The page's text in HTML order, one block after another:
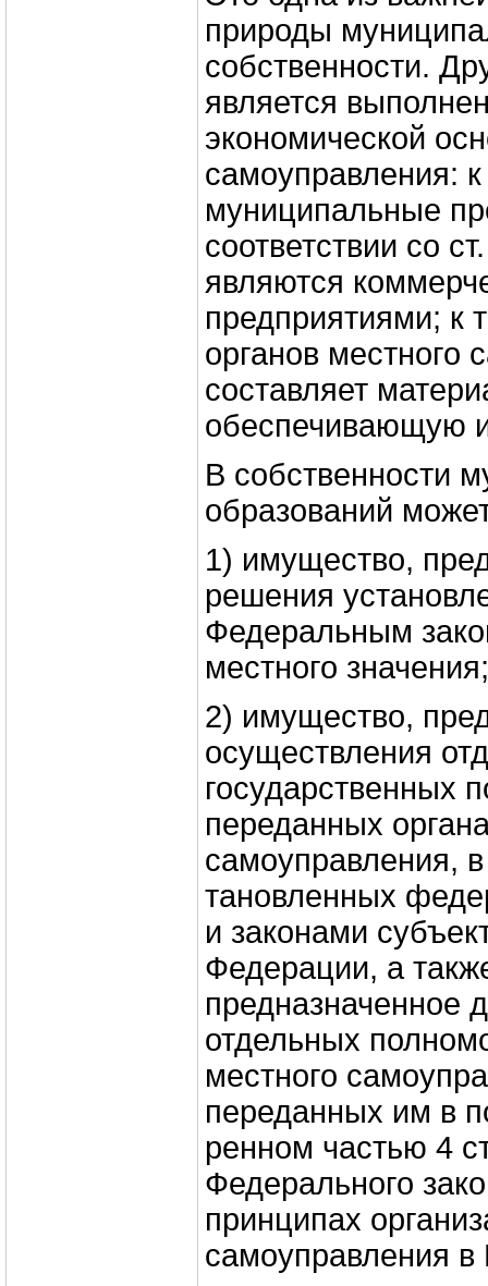
природы
собственности.
является
экономической
самоуправления:
муниципальные
соответствии со
являются
предприятиями; к
органов местного
составляет
обеспечивающую
В собственности
образований
1) имущество,
решения
Федеральным
местного значения;
2) имущество,
осуществления
государствен­ных
переданных
самоуправления,
тановленных
и законами
Федера­ции, а
предназначенное
отдельных
местного
переданных им в
ренном частью 4
Федерального
принципах
самоуправления